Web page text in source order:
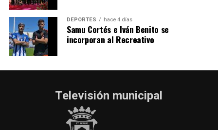
DEPORTES hace 4 días
Samu Cortés e Iván Benito se
incorporan al Recreativo
Televisión municipal